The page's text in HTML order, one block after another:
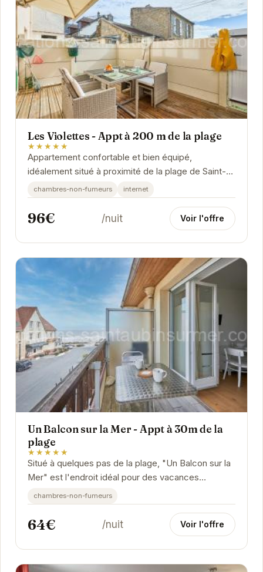
Les Violettes - Appt à 200 m de la plage
★★★★★
Appartement confortable et bien équipé,
idéalement situé à proximité de la plage de Saint-
Aubin-sur-Mer. Profitez d'un séjour relaxant en...
chambres-non-fumeurs internet
96€ /nuit Voir l'offre
Un Balcon sur la Mer - Appt à 30m de la
plage
★★★★★
Situé à quelques pas de la plage, "Un Balcon sur la
Mer" est l'endroit idéal pour des vacances
reposantes. Cet appartement confortable et bien...
chambres-non-fumeurs
64€ /nuit Voir l'offre